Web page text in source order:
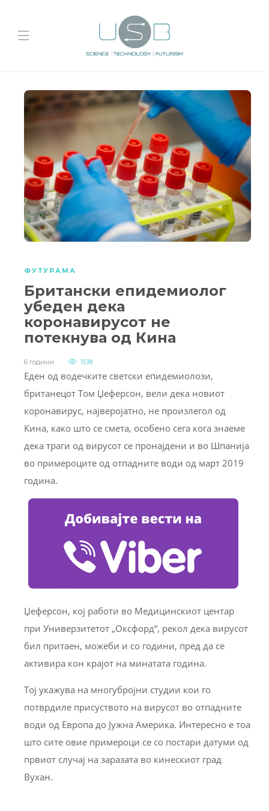
ФУТУРАМА
Британски епидемиолог
убеден дека
коронавирусот не
потекнува од Кина
6 години 1518
Еден од водечките светски епидемиолози,
британецот Том Џеферсон, вели дека новиот
коронавирус, најверојатно, не произлегол од
Кина, како што се смета, особено сега кога знаеме
дека траги од вирусот се пронајдени и во Шпанија
во примероците од отпадните води од март 2019
година.
Џеферсон, кој работи во Медицинскиот центар
при Универзитетот „Оксфорд“, рекол дека вирусот
бил притаен, можеби и со години, пред да се
активира кон крајот на минатата година.
Тој укажува на многубројни студии кои го
потврдиле присуството на вирусот во отпадните
води од Европа до Јужна Америка. Интересно е тоа
што сите овие примероци се со постари датуми од
првиот случај на заразата во кинескиот град
Вухан.